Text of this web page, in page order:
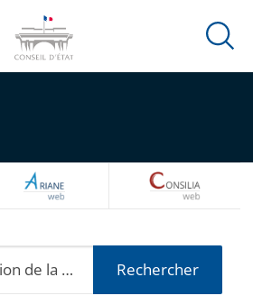
Ouvrir
ARIANEWEB
Rechercher